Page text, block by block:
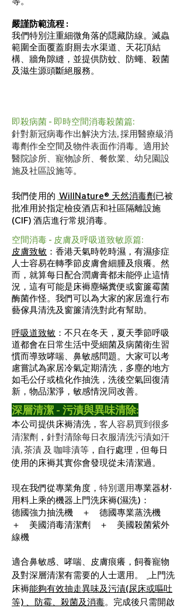
嚴謹防範流程 :
我們特別注重細微角落的隠藏防線。 滅蟲
範圍全面覆蓋廚厠去水渠道、 天花頂結
構、 牆角隙縫，並提供防蚊、 防蠅、 殺菌
及滋生源頭斷絕服務。
即殺病菌 - 即時空間消毒殺菌篇:
​針對新冠病毒作出解決方法, 採用醫療級消
毒劑作全空間及物件表面作消毒。 適用於
醫院診所、寵物診所、餐飲業、幼兒園設
施及社區設施等。
我們使用的 WillNature® 天然消毒劑已被
批准用於指定檢疫酒店和社區隔離設施
(CIF) 酒店進行常規消毒。
空間消毒 - 皮膚及呼吸道致敏原篇:
皮膚致敏 ：香港天氣時乾時濕，有濕疹症
人士容易在轉季節皮膚會細腫及痕癢。然
而，就算每日配合潤膚膏都未能停止這情
況，這有可能是床褥塵蟎糞便或窗簾霉菌
酶菌作怪。我們可以為大家的家居進行布
藝傢具清洗及窗簾清洗對此有幫助。
呼吸道致敏 ：不只在冬天，夏天季節呼吸
道都會在日常生活中受細菌及病菌衛生習
慣而導致哮喘、鼻敏感問題。大家可以考
慮嘗試為家居冷氣定期清洗，多塵的地方
如毛公仔或梳化作抽洗，洗後空氣回復清
新，物品潔淨，敏感情況同改善。
深層清潔 - 污漬與異味清除:
本公司提供床褥清洗 ， 客人容易買到很多
清潔劑 ， 針對清除每日衣服清洗污漬如汗
漬, 茶漬 及 咖啡漬等 ， 自行處理 ，但每日
使用的床褥其實你會發現從未清潔過。
現在我們從專業角度 ， 特別選用專業器材‧
用料上乘的機器上門洗床褥(濕洗) ：
德國強力抽洗機 ＋ 德國專業蒸洗機
＋ 美國消毒清潔劑 ＋ 美國殺菌紫外
線機
適合鼻敏感、哮喘、 皮膚痕癢 ， 飼養寵物
及對深層清潔有需要的人士選用。
上門洗
床褥能夠有效抽走異味及污漬(尿床或嘔吐
等) 、 防霉、殺菌及消毒。完成後只需開啟